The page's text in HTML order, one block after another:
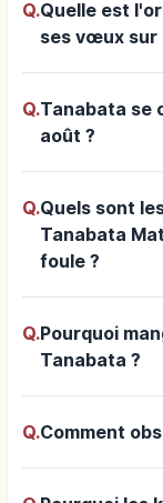
Q.Quelle est
ses vœux sur
Q.Tanabata se
août ?
Q.Quels sont
Tanabata
foule ?
Q.Pourquoi
Tanabata ?
Q.Comment